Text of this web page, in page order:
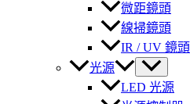
微距鏡頭
線掃鏡頭
IR / UV 鏡頭
光源
LED 光源